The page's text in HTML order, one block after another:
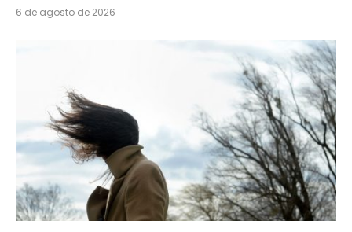
6 de agosto de 2026